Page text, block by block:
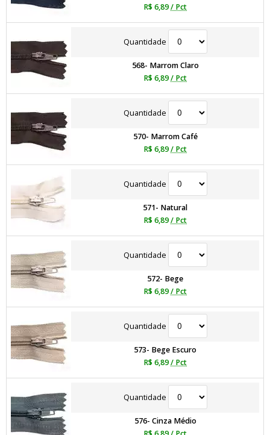
R$ 6,89/ Pct
Quantidade
568- Marrom Claro
R$ 6,89/ Pct
Quantidade
570- Marrom Café
R$ 6,89/ Pct
Quantidade
571- Natural
R$ 6,89/ Pct
Quantidade
572- Bege
R$ 6,89/ Pct
Quantidade
573- Bege Escuro
R$ 6,89/ Pct
Quantidade
576- Cinza Médio